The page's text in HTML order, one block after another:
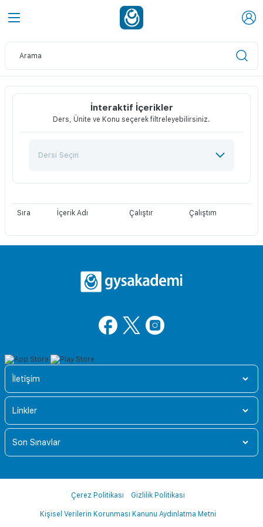
İnteraktif İçerikler
Ders, Ünite ve Konu seçerek filtreleyebilirsiniz.
Sıra İçerik Adı Çalıştır Çalıştım
İletişim
Linkler
Son Sınavlar
Çerez Politikası Gizlilik Politikası
Kişisel Verilerin Korunması Kanunu Aydınlatma Metni